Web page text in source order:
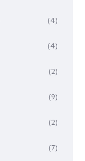
(4)
(4)
(2)
(9)
(2)
(7)